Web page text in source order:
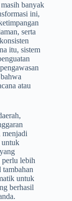
banyak
ini,
serta
itu, sistem
atau
menjadi
untuk
perlu lebih
untuk
berhasil